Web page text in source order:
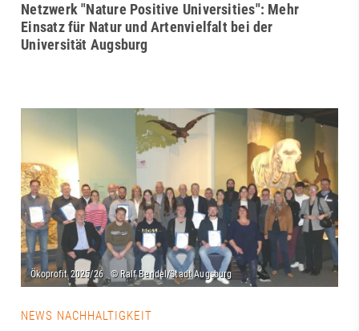
Netzwerk "Nature Positive Universities": Mehr
Einsatz für Natur und Artenvielfalt bei der
Universität Augsburg
NEWS NACHHALTIGKEIT